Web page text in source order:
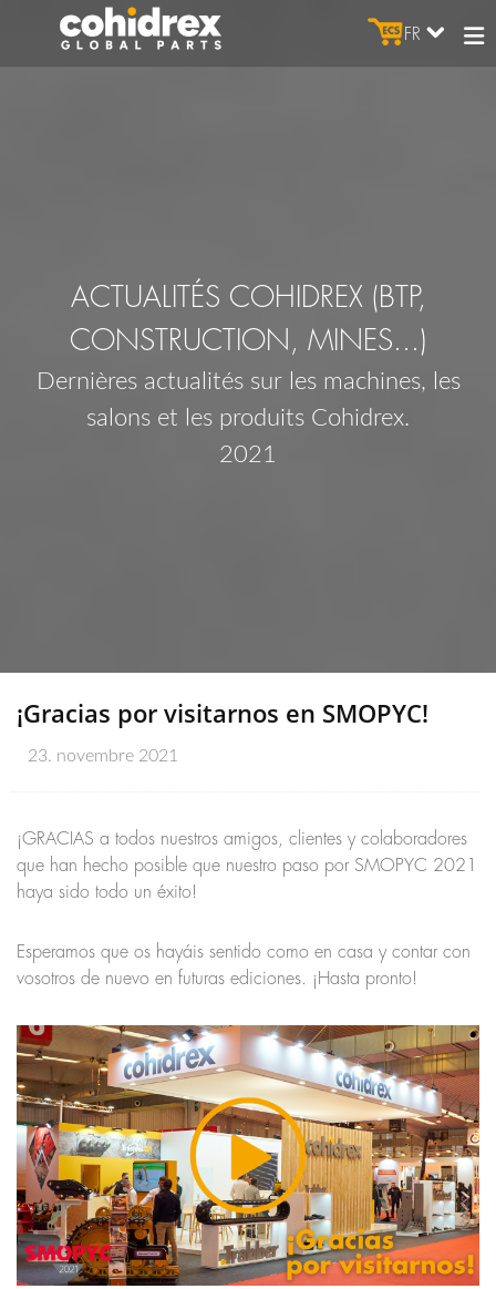
FR
ACTUALITÉS COHIDREX (BTP,
CONSTRUCTION, MINES...)
Dernières actualités sur les machines, les
salons et les produits Cohidrex.
2021
¡Gracias por visitarnos en SMOPYC!
23. novembre 2021
¡GRACIAS a todos nuestros amigos, clientes y colaboradores
que han hecho posible que nuestro paso por SMOPYC 2021
haya sido todo un éxito!
Esperamos que os hayáis sentido como en casa y contar con
vosotros de nuevo en futuras ediciones. ¡Hasta pronto!